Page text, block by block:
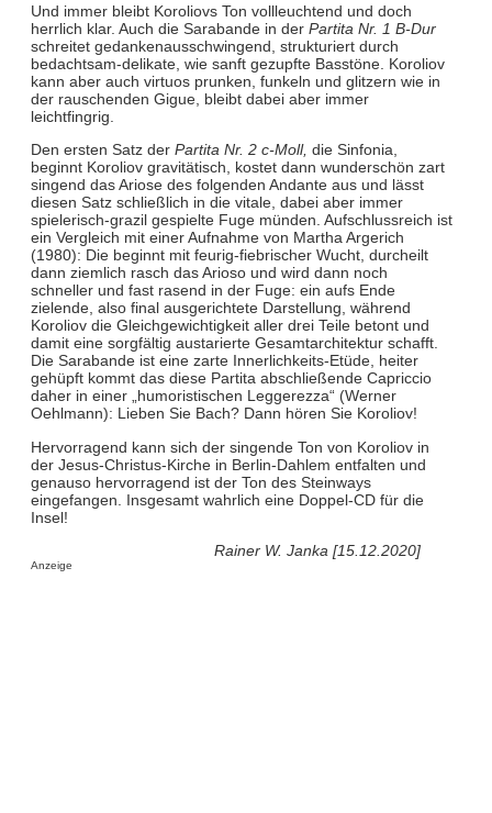
Und immer bleibt Koroliovs Ton vollleuchtend und doch
herrlich klar. Auch die Sarabande in der Partita Nr. 1 B-Dur
schreitet gedankenausschwingend, strukturiert durch
bedachtsam-delikate, wie sanft gezupfte Basstöne. Koroliov
kann aber auch virtuos prunken, funkeln und glitzern wie in
der rauschenden Gigue, bleibt dabei aber immer
leichtfingrig.
Den ersten Satz der Partita Nr. 2 c-Moll, die Sinfonia,
beginnt Koroliov gravitätisch, kostet dann wunderschön zart
singend das Ariose des folgenden Andante aus und lässt
diesen Satz schließlich in die vitale, dabei aber immer
spielerisch-grazil gespielte Fuge münden. Aufschlussreich ist
ein Vergleich mit einer Aufnahme von Martha Argerich
(1980): Die beginnt mit feurig-fiebrischer Wucht, durcheilt
dann ziemlich rasch das Arioso und wird dann noch
schneller und fast rasend in der Fuge: ein aufs Ende
zielende, also final ausgerichtete Darstellung, während
Koroliov die Gleichgewichtigkeit aller drei Teile betont und
damit eine sorgfältig austarierte Gesamtarchitektur schafft.
Die Sarabande ist eine zarte Innerlichkeits-Etüde, heiter
gehüpft kommt das diese Partita abschließende Capriccio
daher in einer „humoristischen Leggerezza“ (Werner
Oehlmann): Lieben Sie Bach? Dann hören Sie Koroliov!
Hervorragend kann sich der singende Ton von Koroliov in
der Jesus-Christus-Kirche in Berlin-Dahlem entfalten und
genauso hervorragend ist der Ton des Steinways
eingefangen. Insgesamt wahrlich eine Doppel-CD für die
Insel!
Rainer W. Janka [15.12.2020]
Anzeige